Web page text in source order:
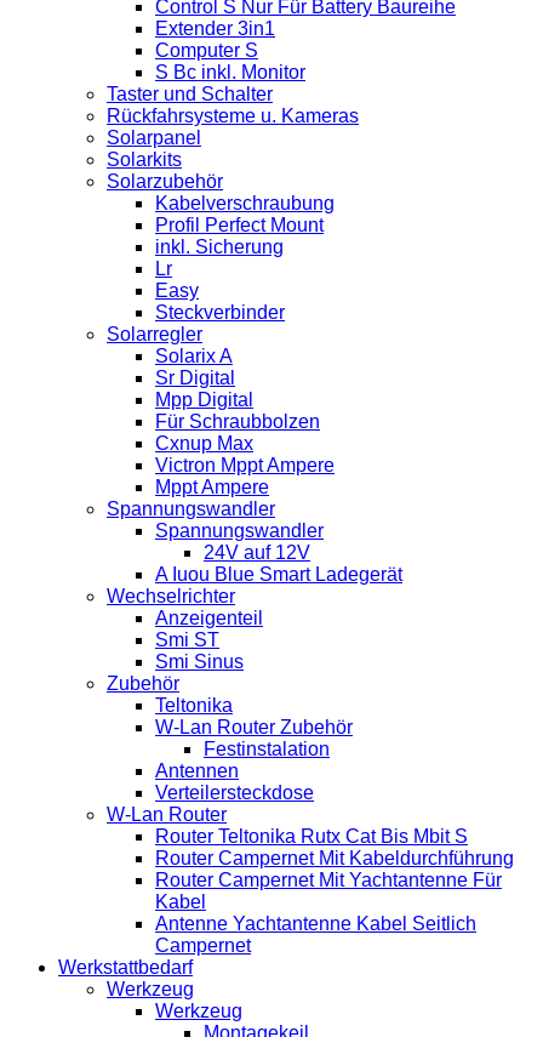
Control S Nur Für Battery Baureihe
Extender 3in1
Computer S
S Bc inkl. Monitor
Taster und Schalter
Rückfahrsysteme u. Kameras
Solarpanel
Solarkits
Solarzubehör
Kabelverschraubung
Profil Perfect Mount
inkl. Sicherung
Lr
Easy
Steckverbinder
Solarregler
Solarix A
Sr Digital
Mpp Digital
Für Schraubbolzen
Cxnup Max
Victron Mppt Ampere
Mppt Ampere
Spannungswandler
Spannungswandler
24V auf 12V
A Iuou Blue Smart Ladegerät
Wechselrichter
Anzeigenteil
Smi ST
Smi Sinus
Zubehör
Teltonika
W-Lan Router Zubehör
Festinstalation
Antennen
Verteilersteckdose
W-Lan Router
Router Teltonika Rutx Cat Bis Mbit S
Router Campernet Mit Kabeldurchführung
Router Campernet Mit Yachtantenne Für
Kabel
Antenne Yachtantenne Kabel Seitlich
Campernet
Werkstattbedarf
Werkzeug
Werkzeug
Montagekeil